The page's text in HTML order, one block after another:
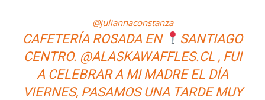
@juliannaconstanza
CAFETERÍA ROSADA EN
SANTIAGO
CENTRO. @ALASKAWAFFLES.CL , FUI
A CELEBRAR A MI MADRE EL DÍA
VIERNES, PASAMOS UNA TARDE MUY